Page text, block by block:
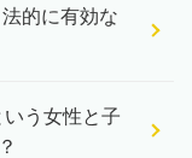
的に有効な
う女性と子